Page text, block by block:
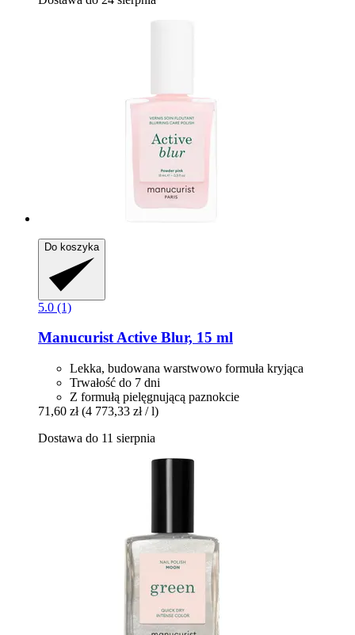
Do koszyka
5.0 (1)
ManucuristActive Blur, 15 ml
Lekka, budowana warstwowo formuła kryjąca
Trwałość do 7 dni
Z formułą pielęgnującą paznokcie
71,60 zł (4 773,33 zł / l)
Dostawa do 11 sierpnia